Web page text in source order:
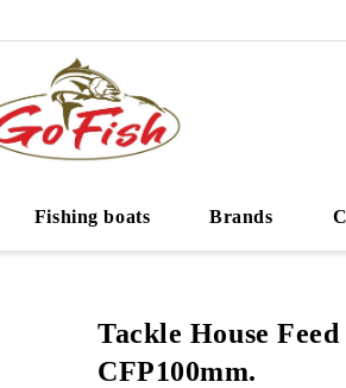
Fishing boats Brands
Tackle House
CFP100mm.